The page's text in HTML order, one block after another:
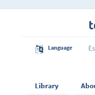
Language
Library